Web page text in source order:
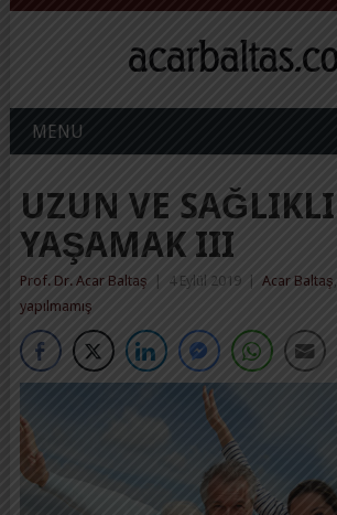
MENU
UZUN VE SAĞLIKLI
YAŞAMAK III
Prof. Dr. Acar Baltaş 4 Eylül 2019 Acar Baltaş,
yapılmamış